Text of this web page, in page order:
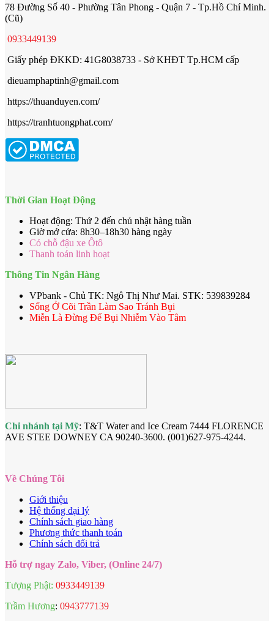
78 Đường Số 40 - Phường Tân Phong - Quận 7 - Tp.Hồ Chí Minh.
(Cũ)
0933449139
Giấy phép ĐKKD: 41G8038733 - Sở KHĐT Tp.HCM cấp
dieuamphaptinh@gmail.com
https://thuanduyen.com/
https://tranhtuongphat.com/
Thời Gian Hoạt Động
Hoạt động: Thứ 2 đến chủ nhật hàng tuần
Giờ mở cửa: 8h30–18h30 hàng ngày
Có chỗ đậu xe Ôtô
Thanh toán linh hoạt
Thông Tin Ngân Hàng
VPbank - Chủ TK: Ngô Thị Như Mai. STK: 539839284
Sống Ở Cõi Trần Làm Sao Tránh Bụi
Miễn Là Đừng Để Bụi Nhiễm Vào Tâm
Chi nhánh tại Mỹ: T&T Water and Ice Cream 7444 FLORENCE
AVE STEE DOWNEY CA 90240-3600. (001)627-975-4244.
Về Chúng Tôi
Giới thiệu
Hệ thống đại lý
Chính sách giao hàng
Phương thức thanh toán
Chính sách đổi trả
Hỗ trợ ngay Zalo, Viber, (Online 24/7)
Tượng Phật: 0933449139
Trầm Hương: 0943777139